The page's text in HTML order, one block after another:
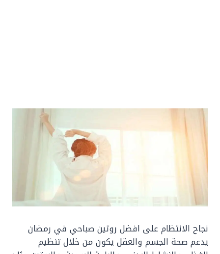
نجاح الانتظام على افضل روتين صباحي في رمضان
يدعم صحة الجسم والعقل يكون من خلال تنظيم